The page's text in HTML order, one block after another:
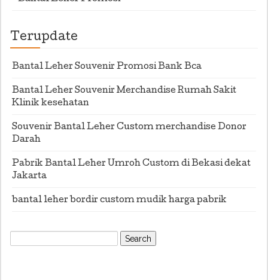
Terupdate
Bantal Leher Souvenir Promosi Bank Bca
Bantal Leher Souvenir Merchandise Rumah Sakit
Klinik kesehatan
Souvenir Bantal Leher Custom merchandise Donor
Darah
Pabrik Bantal Leher Umroh Custom di Bekasi dekat
Jakarta
bantal leher bordir custom mudik harga pabrik
Search
for: